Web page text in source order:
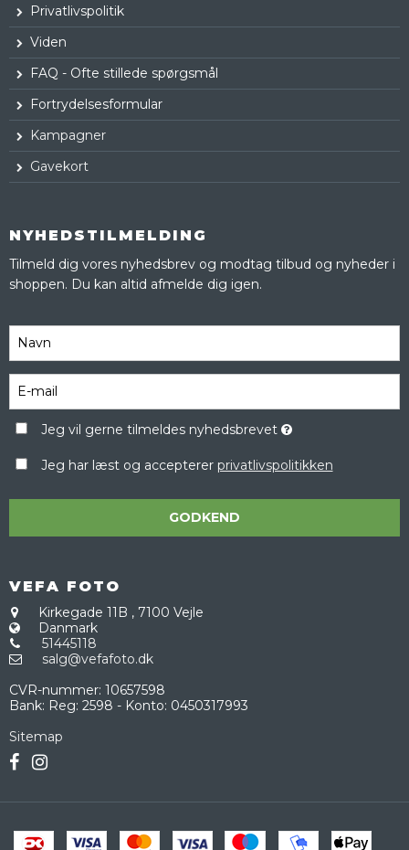
Privatlivspolitik
Viden
FAQ - Ofte stillede spørgsmål
Fortrydelsesformular
Kampagner
Gavekort
NYHEDSTILMELDING
Tilmeld dig vores nyhedsbrev og modtag tilbud og nyheder i
shoppen. Du kan altid afmelde dig igen.
Jeg vil gerne tilmeldes nyhedsbrevet
Jeg har læst og accepterer privatlivspolitikken
GODKEND
VEFA FOTO
Kirkegade 11B , 7100 Vejle
Danmark
51445118
salg@vefafoto.dk
CVR-nummer: 10657598
Bank: Reg: 2598 - Konto: 0450317993
Sitemap